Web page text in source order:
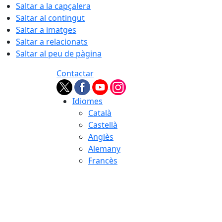
Saltar a la capçalera
Saltar al contingut
Saltar a imatges
Saltar a relacionats
Saltar al peu de pàgina
Contactar
Idiomes
Català
Castellà
Anglès
Alemany
Francès